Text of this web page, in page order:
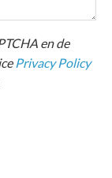
en de
Privacy Policy